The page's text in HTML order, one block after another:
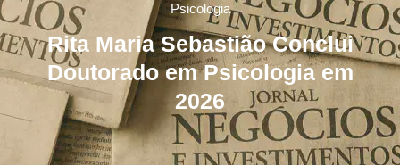
Psicologia
Rita Maria Sebastião Conclui
Doutorado em Psicologia em
2026